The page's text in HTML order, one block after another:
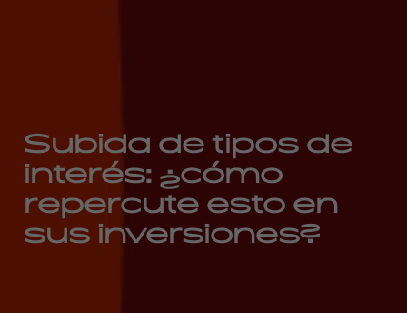
Subida de tipos de
interés: ¿cómo
repercute esto en
sus inversiones?